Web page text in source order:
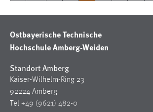
Ostbayerische Technische
Hochschule Amberg-Weiden
Standort Amberg
Kaiser-Wilhelm-Ring 23
92224 Amberg
Tel +49 (9621) 482-0